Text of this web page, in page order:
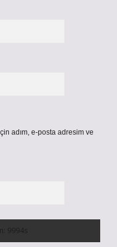
adım, e-posta adresim ve